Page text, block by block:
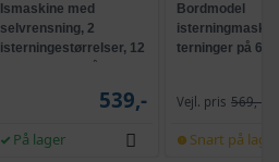
Ismaskine med
selvrensning, 2
isterningestørrelser, 12
539,-
På lager
Bordmodel
terninger på 6
Vejl. pris 569,-
Snart på lager